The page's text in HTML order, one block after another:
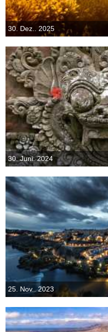
30. Dez.. 2025
30. Juni. 2024
25. Nov.. 2023